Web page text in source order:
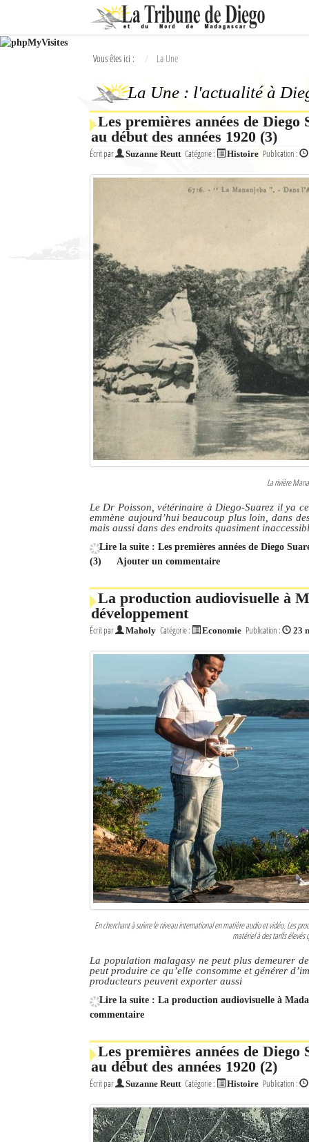
Ok
L'actualité à Diego Suarez
Le Nord de Madagascar
L'actualité du tourisme
Les Petites Annonces
La Tribune de Diego en PDF
Identifiant oublié ?
Mot de passe oublié ?
Vous êtes ici : La Une
La Une : l'actualité à
Les premières années de
au début des années 1920 (3)
Écrit par Suzanne Reutt Catégorie : Histoire Publication :
La rivière
Le Dr Poisson, vétérinaire à Diego-Suarez il ya
emmène aujourd’hui beaucoup plus loin, dans
mais aussi dans des endroits quasiment
Lire la suite : Les premières années de Diego
(3)
Ajouter un commentaire
La production audiovisuelle à
développement
Écrit par Maholy Catégorie : Economie Publication : 23
En cherchant à suivre le niveau international en matière audio et vidéo. Les
matériel à des tarifs
La population malagasy ne peut plus demeurer
peut produire ce qu’elle consomme et générer
producteurs peuvent exporter aussi
Lire la suite : La production audiovisuelle à
commentaire
Les premières années de
au début des années 1920 (2)
Écrit par Suzanne Reutt Catégorie : Histoire Publication :